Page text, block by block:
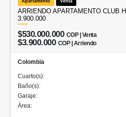
ARRIENDO APARTAMENTO CLUB
3.900.000
$530.000.000 COP | Venta
$3.900.000 COP | Arriendo
Colombia
Cuarto(s):
Baño(s):
Garaje:
Área: